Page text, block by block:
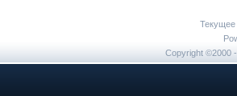
Текущее
Copyright ©2000